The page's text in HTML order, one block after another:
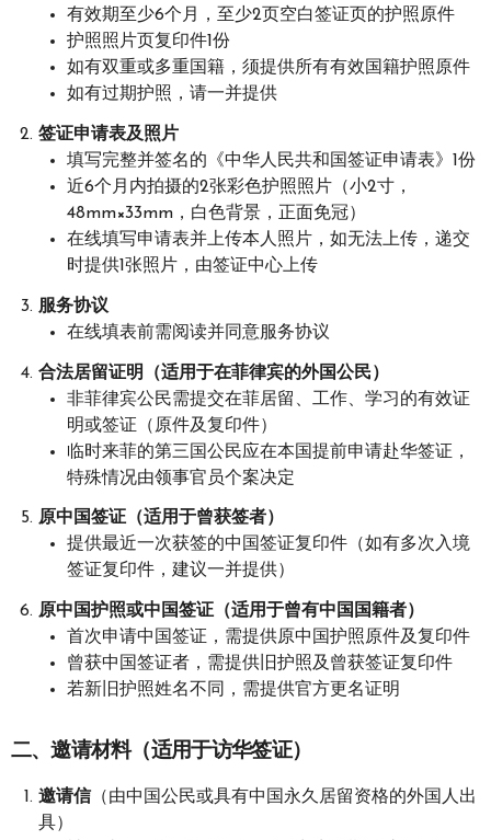
有效期至少6个月，至少2页空白签证页的护照原件
护照照片页复印件1份
如有双重或多重国籍，须提供所有有效国籍护照原件
如有过期护照，请一并提供
签证申请表及照片
填写完整并签名的《中华人民共和国签证申请表》1份
近6个月内拍摄的2张彩色护照照片（小2寸，
48mm×33mm，白色背景，正面免冠）
在线填写申请表并上传本人照片，如无法上传，递交
时提供1张照片，由签证中心上传
服务协议
在线填表前需阅读并同意服务协议
合法居留证明（适用于在菲律宾的外国公民）
非菲律宾公民需提交在菲居留、工作、学习的有效证
明或签证（原件及复印件）
临时来菲的第三国公民应在本国提前申请赴华签证，
特殊情况由领事官员个案决定
原中国签证（适用于曾获签者）
提供最近一次获签的中国签证复印件（如有多次入境
签证复印件，建议一并提供）
原中国护照或中国签证（适用于曾有中国国籍者）
首次申请中国签证，需提供原中国护照原件及复印件
曾获中国签证者，需提供旧护照及曾获签证复印件
若新旧护照姓名不同，需提供官方更名证明
二、邀请材料（适用于访华签证）
邀请信（由中国公民或具有中国永久居留资格的外国人出
具）